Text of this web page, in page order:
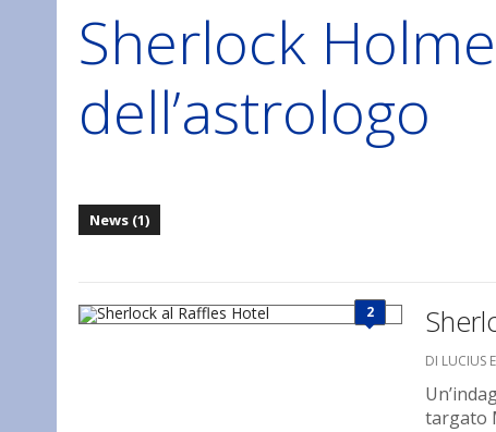
GLI ANNI DI PIETRA
Sherlock
dell’astrologo
News (1)
2
DI LUCIUS
targato